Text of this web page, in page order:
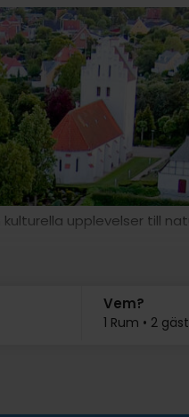
upplevelser till
Vem?
1 Rum • 2